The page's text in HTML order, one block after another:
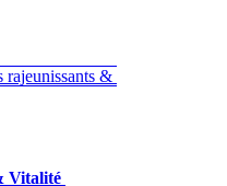
rajeunissants &
Vitalité